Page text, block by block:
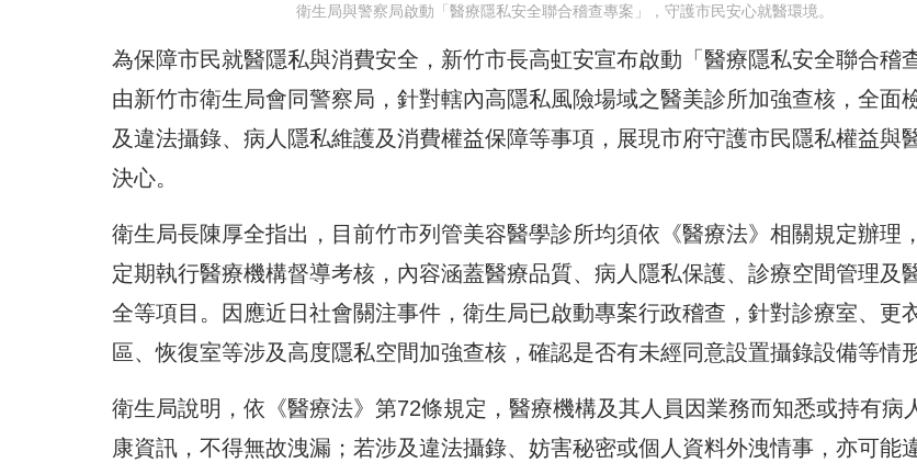
衛生局與警察局啟動「醫療隱私安全聯合稽查專案」，守護市民安心就醫環境。
為保障市民就醫隱私與消費安全，新竹市長高虹安宣布啟動「醫療隱私安全聯合稽
由新竹市衛生局會同警察局，針對轄內高隱私風險場域之醫美診所加強查核，全面
及違法攝錄、病人隱私維護及消費權益保障等事項，展現市府守護市民隱私權益與
決心。
衛生局長陳厚全指出，目前竹市列管美容醫學診所均須依《醫療法》相關規定辦理
定期執行醫療機構督導考核，內容涵蓋醫療品質、病人隱私保護、診療空間管理及
全等項目。因應近日社會關注事件，衛生局已啟動專案行政稽查，針對診療室、更
區、恢復室等涉及高度隱私空間加強查核，確認是否有未經同意設置攝錄設備等情形
衛生局說明，依《醫療法》第72條規定，醫療機構及其人員因業務而知悉或持有病
康資訊，不得無故洩漏；若涉及違法攝錄、妨害秘密或個人資料外洩情事，亦可能